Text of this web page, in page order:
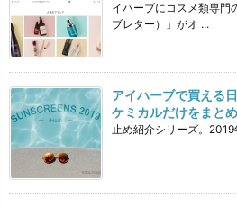
イハーブにコスメ類専門
ブレター）」がオ ...
アイハーブで買える
ケミカルだけをまと
止め紹介シリーズ。